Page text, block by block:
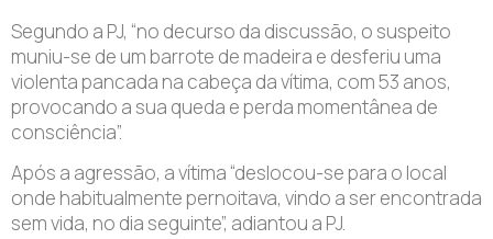
Segundo a PJ, “no decurso da discussão, o suspeito
muniu-se de um barrote de madeira e desferiu uma
violenta pancada na cabeça da vítima, com 53 anos,
provocando a sua queda e perda momentânea de
consciência”.
Após a agressão, a vítima “deslocou-se para o local
onde habitualmente pernoitava, vindo a ser encontrada
sem vida, no dia seguinte”, adiantou a PJ.